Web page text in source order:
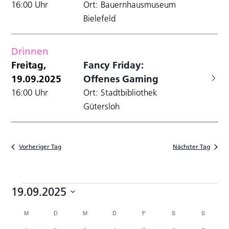
16:00 Uhr
Ort: Bauernhausmuseum
Bielefeld
Drinnen
Freitag,
19.09.2025
Fancy Friday:
Offenes Gaming
16:00 Uhr
Ort: Stadtbibliothek
Gütersloh
Vorheriger Tag Nächster Tag
Veranstaltungen
19.09.2025
wählen.
Kalender
MMONTAG DDIENSTAGM MITTWOCH
DDONNERSTAG
F SSAMSTAGS